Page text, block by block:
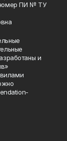
номер ПИ № ТУ
и